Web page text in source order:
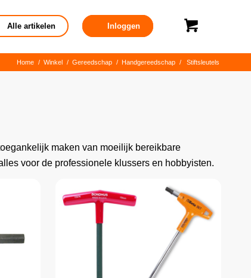
Alle artikelen Inloggen
Home / Winkel / Gereedschap / Handgereedschap / Stiftsleutels
maken van moeilijk bereikbare
voor de professionele klussers en hobbyisten.